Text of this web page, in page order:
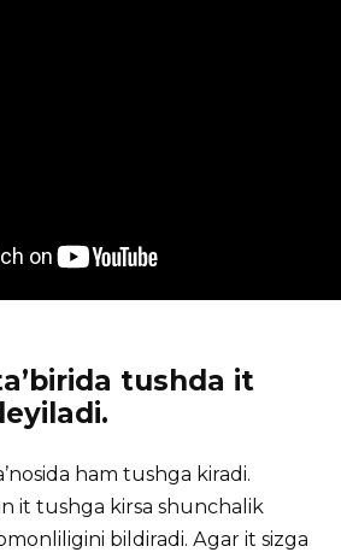
tushda it
ham tushga kiradi.
it tushga kirsa shunchalik
bildiradi. Аgar it sizga